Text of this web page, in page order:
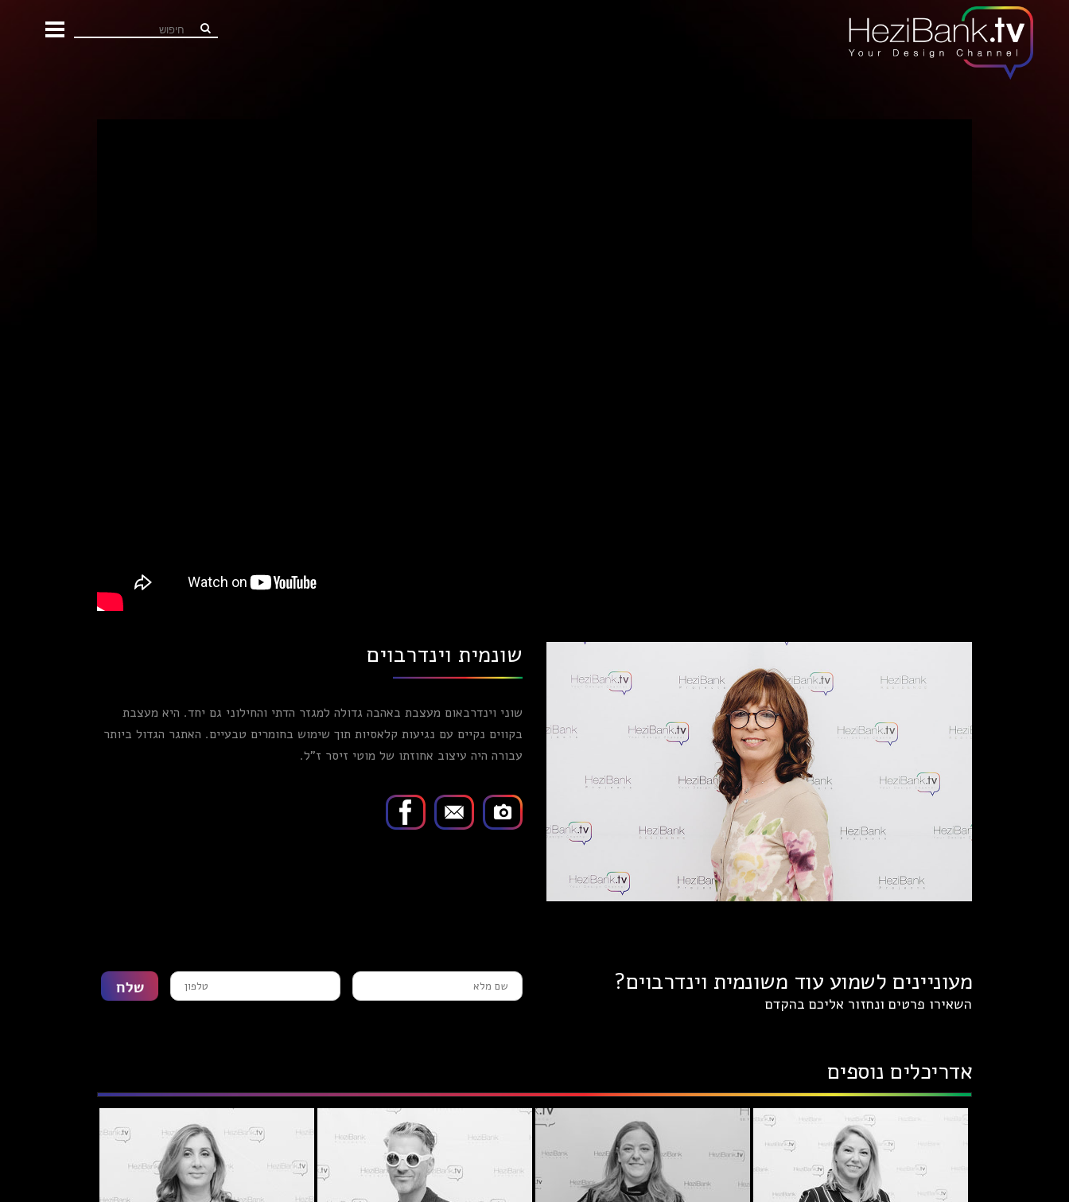
שונמית וינדרבוים
שוני וינדרבאום מעצבת באהבה גדולה למגזר הדתי והחילוני גם יחד. היא מעצבת
בקווים נקיים עם נגיעות קלאסיות תוך שימוש בחומרים טבעיים. האתגר הגדול ביותר
עבורה היה עיצוב אחוזתו של מוטי זיסר ז"ל.
מעוניינים לשמוע עוד משונמית וינדרבוים?
השאירו פרטים ונחזור אליכם בהקדם
אדריכלים נוספים